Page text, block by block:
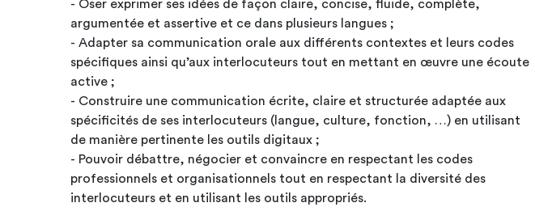
- Oser exprimer ses idées de façon claire, concise, fluide, complète,
argumentée et assertive et ce dans plusieurs langues ;
- Adapter sa communication orale aux différents contextes et leurs codes
spécifiques ainsi qu’aux interlocuteurs tout en mettant en œuvre une écoute
active ;
- Construire une communication écrite, claire et structurée adaptée aux
spécificités de ses interlocuteurs (langue, culture, fonction, …) en utilisant
de manière pertinente les outils digitaux ;
- Pouvoir débattre, négocier et convaincre en respectant les codes
professionnels et organisationnels tout en respectant la diversité des
interlocuteurs et en utilisant les outils appropriés.